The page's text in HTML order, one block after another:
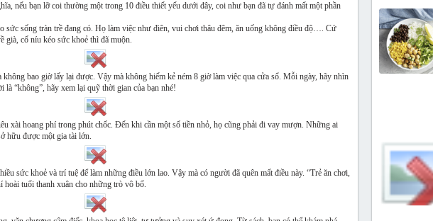
nếu bạn lỡ coi thường một trong 10 điều thiết yếu dưới đây, coi như bạn đã tự đánh mất một phần
sức sống tràn trề đang có. Họ làm việc như điên, vui chơi thâu đêm, ăn uống không điều độ…. Cứ
già, cố níu kéo sức khoẻ thì đã muộn.
bao giờ lấy lại được. Vậy mà không hiếm kẻ ném 8 giờ làm việc qua cửa sổ. Mỗi ngày, hãy nhìn
“không”, hãy xem lại quỹ thời gian của bạn nhé!
xài hoang phí trong phút chốc. Đến khi cần một số tiền nhỏ, họ cũng phải đi vay mượn. Những ai
hữu được một gia tài lớn.
sức khoẻ và trí tuệ để làm những điều lớn lao. Vậy mà có người đã quên mất điều này. “Trẻ ăn chơi,
hoài tuổi thanh xuân cho những trò vô bổ.